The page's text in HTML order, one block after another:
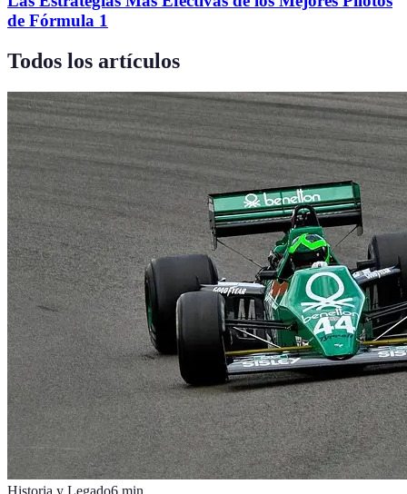
de Fórmula 1
Todos los artículos
Historia y Legado6 min